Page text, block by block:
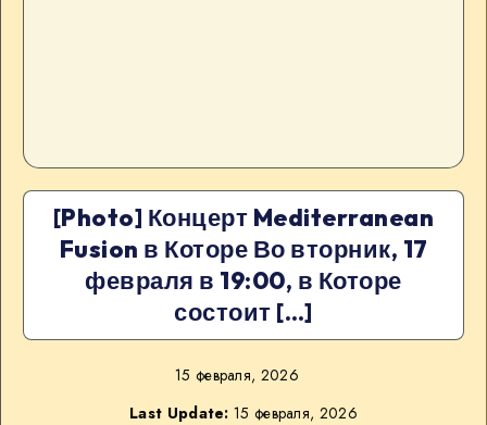
[Photo] Концерт Mediterranean
Fusion в Которе Во вторник, 17
февраля в 19:00, в Которе
состоит […]
15 февраля, 2026
Last Update: 15 февраля, 2026